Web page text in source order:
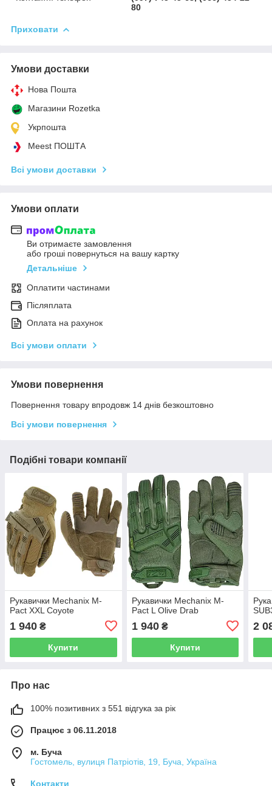
80
Приховати
Умови доставки
Нова Пошта
Магазини Rozetka
Укрпошта
Meest ПОШТА
Всі умови доставки
Умови оплати
Ви отримаєте замовлення
або гроші повернуться на вашу картку
Детальніше
Оплатити частинами
Післяплата
Оплата на рахунок
Всі умови оплати
Умови повернення
Повернення товару впродовж 14 днів безкоштовно
Всі умови повернення
Подібні товари компанії
Рукавички Mechanix M-
Pact XXL Coyote
1 940 ₴
Купити
Рукавички Mechanix M-
Pact L Olive Drab
1 940₴
Купити
2
Про нас
100% позитивних з 551 відгука за рік
Працює з 06.11.2018
м. Буча
Гостомель, вулиця Патріотів, 19, Буча, Україна
Контакти